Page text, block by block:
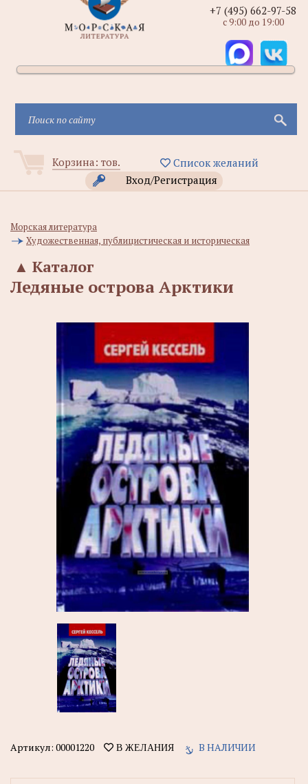
Корзина: тов.
Список желаний
Вход/Регистрация
+7 (495) 662-97-58
с 9:00 до 19:00
Морская литература
Художественная, публицистическая и историческая
Каталог
▲
Ледяные острова Арктики
Артикул: 00001220 В ЖЕЛАНИЯ В НАЛИЧИИ